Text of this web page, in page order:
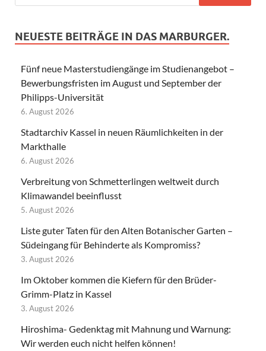
NEUESTE BEITRÄGE IN DAS MARBURGER.
Fünf neue Masterstudiengänge im Studienangebot –
Bewerbungsfristen im August und September der
Philipps-Universität
6. August 2026
Stadtarchiv Kassel in neuen Räumlichkeiten in der
Markthalle
6. August 2026
Verbreitung von Schmetterlingen weltweit durch
Klimawandel beeinflusst
5. August 2026
Liste guter Taten für den Alten Botanischer Garten –
Südeingang für Behinderte als Kompromiss?
3. August 2026
Im Oktober kommen die Kiefern für den Brüder-
Grimm-Platz in Kassel
3. August 2026
Hiroshima- Gedenktag mit Mahnung und Warnung:
Wir werden euch nicht helfen können!